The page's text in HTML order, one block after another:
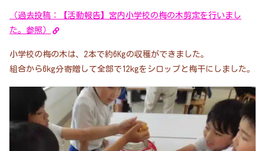
（過去投稿：【活動報告】宮内小学校の梅の木剪定を行いまし
た。参照）
小学校の梅の木は、2本で約6Kgの収穫ができました。
組合から6kg分寄贈して全部で12kgをシロップと梅干にしました。